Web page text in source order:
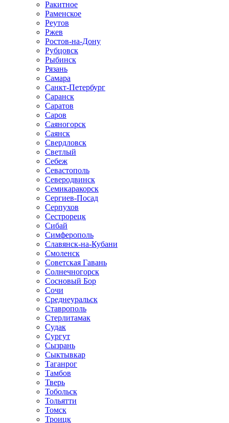
Ракитное
Раменское
Реутов
Ржев
Ростов-на-Дону
Рубцовск
Рыбинск
Рязань
Самара
Санкт-Петербург
Саранск
Саратов
Саров
Саяногорск
Саянск
Свердловск
Светлый
Себеж
Севастополь
Северодвинск
Семикаракорск
Сергиев-Посад
Серпухов
Сестрорецк
Сибай
Симферополь
Славянск-на-Кубани
Смоленск
Советская Гавань
Солнечногорск
Сосновый Бор
Сочи
Среднеуральск
Ставрополь
Стерлитамак
Судак
Сургут
Сызрань
Сыктывкар
Таганрог
Тамбов
Тверь
Тобольск
Тольятти
Томск
Троицк